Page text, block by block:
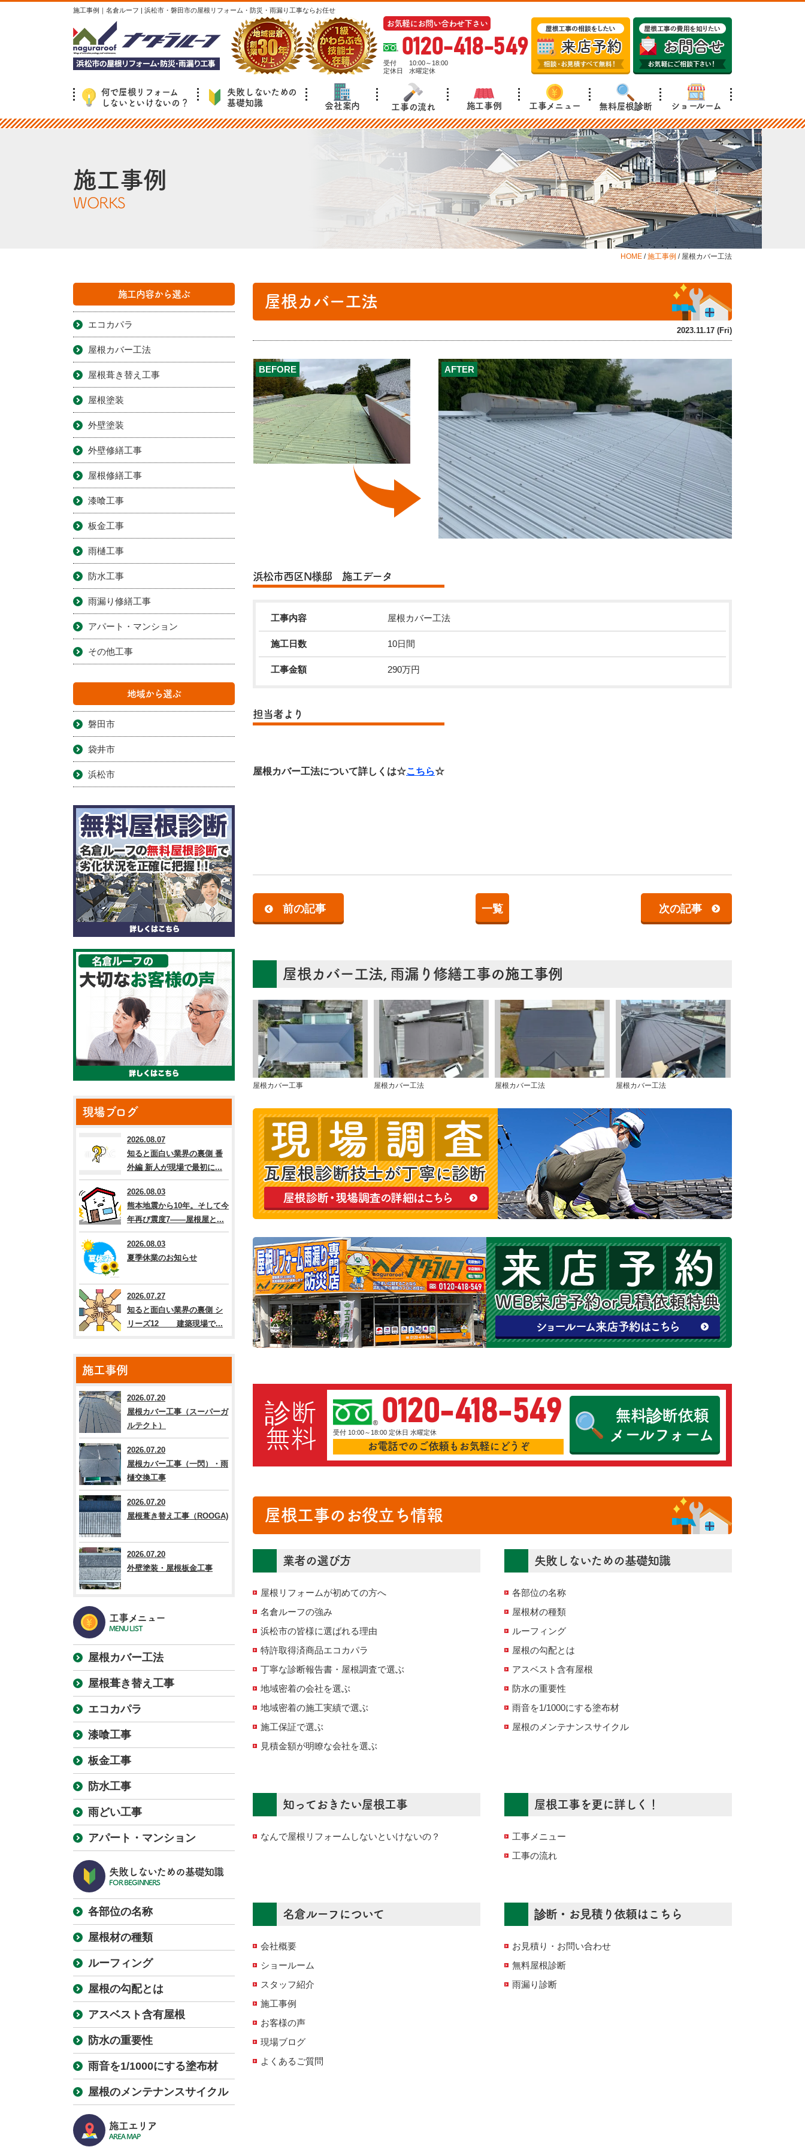
施工事例｜名倉ルーフ | 浜松市・磐田市の屋根リフォーム・防災・雨漏り工事ならお任せ
お気軽にお問い合わせ下さい
0120-418-549
受付
10:00～18:00
定休日
水曜定休
何で屋根リフォーム
しないといけないの？
失敗しないための
基礎知識
会社案内 工事の流れ 施工事例 工事メニュー 無料屋根診断 ショールーム
施工事例
WORKS
HOME /施工事例 / 屋根カバー工法
屋根カバー工法
2023.11.17 (Fri)
BEFORE AFTER
浜松市西区N様邸 施工データ
工事内容 屋根カバー工法
施工日数 10日間
工事金額 290万円
担当者より
屋根カバー工法について詳しくは☆こちら☆
前の記事 一覧 次の記事
屋根カバー工法, 雨漏り修繕工事の施工事例
屋根カバー工事 屋根カバー工法 屋根カバー工法 屋根カバー工法
診断
無料
0120-418-549
受付 10:00～18:00 定休日 水曜定休
お電話でのご依頼もお気軽にどうぞ
無料診断依頼
メールフォーム
屋根工事のお役立ち情報
業者の選び方
屋根リフォームが初めての方へ
名倉ルーフの強み
浜松市の皆様に選ばれる理由
特許取得済商品エコカパラ
丁寧な診断報告書・屋根調査で選ぶ
地域密着の会社を選ぶ
地域密着の施工実績で選ぶ
施工保証で選ぶ
見積金額が明瞭な会社を選ぶ
失敗しないための基礎知識
各部位の名称
屋根材の種類
ルーフィング
屋根の勾配とは
アスベスト含有屋根
防水の重要性
雨音を1/1000にする塗布材
屋根のメンテナンスサイクル
知っておきたい屋根工事
なんで屋根リフォームしないといけないの？
屋根工事を更に詳しく！
工事メニュー
工事の流れ
名倉ルーフについて
会社概要
ショールーム
スタッフ紹介
施工事例
お客様の声
現場ブログ
よくあるご質問
診断・お見積り依頼はこちら
お見積り・お問い合わせ
無料屋根診断
雨漏り診断
施工内容から選ぶ
エコカパラ
屋根カバー工法
屋根葺き替え工事
屋根塗装
外壁塗装
外壁修繕工事
屋根修繕工事
漆喰工事
板金工事
雨樋工事
防水工事
雨漏り修繕工事
アパート・マンション
その他工事
地域から選ぶ
磐田市
袋井市
浜松市
現場ブログ
2026.08.07
知ると面白い業界の裏側 番
外編 新人が現場で最初に...
2026.08.03
熊本地震から10年。そして今
年再び震度7――屋根屋と...
2026.08.03
夏季休業のお知らせ
2026.07.27
知ると面白い業界の裏側 シ
リーズ12 建築現場で...
施工事例
2026.07.20
屋根カバー工事（スーパーガ
ルテクト）
2026.07.20
屋根カバー工事（一閃）・雨
樋交換工事
2026.07.20
屋根葺き替え工事（ROOGA)
2026.07.20
外壁塗装・屋根板金工事
工事メニュー
MENU LIST
屋根カバー工法
屋根葺き替え工事
エコカパラ
漆喰工事
板金工事
防水工事
雨どい工事
アパート・マンション
失敗しないための基礎知識
FOR BEGINNERS
各部位の名称
屋根材の種類
ルーフィング
屋根の勾配とは
アスベスト含有屋根
防水の重要性
雨音を1/1000にする塗布材
屋根のメンテナンスサイクル
施工エリア
AREA MAP